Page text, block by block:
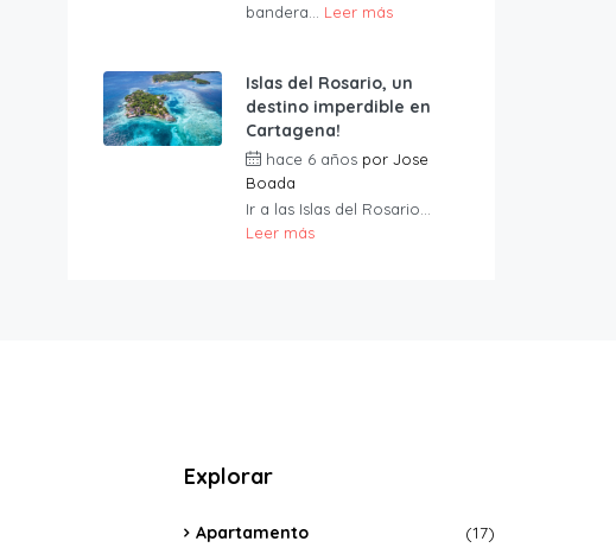
bandera... Leer más
Islas del Rosario, un
destino imperdible en
Cartagena!
hace 6 años por Jose
Boada
Ir a las Islas del Rosario...
Leer más
Explorar
Apartamento (17)